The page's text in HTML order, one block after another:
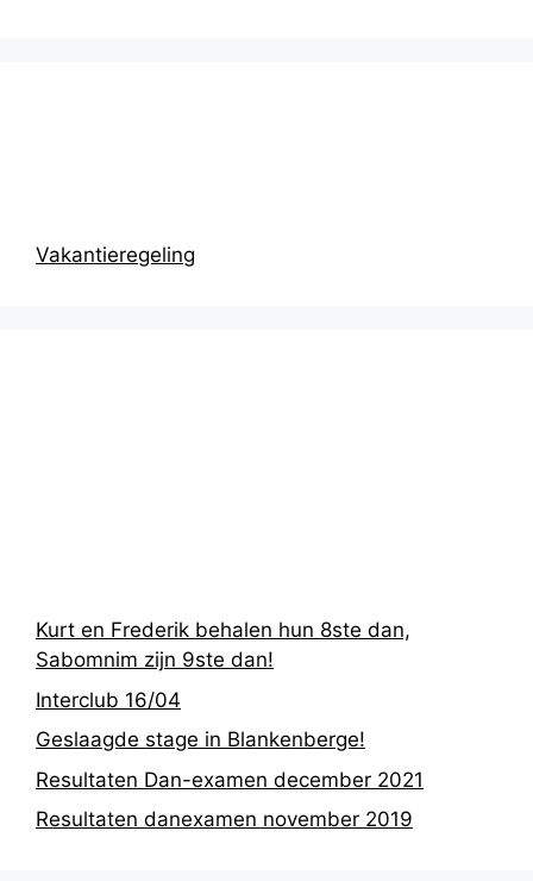
Vakantieregeling
Kurt en Frederik behalen hun 8ste dan,
Sabomnim zijn 9ste dan!
Interclub 16/04
Geslaagde stage in Blankenberge!
Resultaten Dan-examen december 2021
Resultaten danexamen november 2019